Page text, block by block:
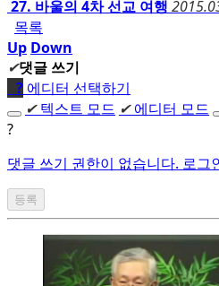
27. 바울의 4차 선교 여행
목록
Up Down
✔댓글 쓰기
? 에디터 선택하기
✔텍스트 모드 ✔에디터 모드
?
댓글 쓰기 권한이 없습니다. 로그